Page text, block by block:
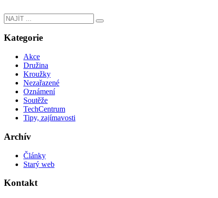
Kategorie
Akce
Družina
Kroužky
Nezařazené
Oznámení
Soutěže
TechCentrum
Tipy, zajímavosti
Archív
Články
Starý web
Kontakt